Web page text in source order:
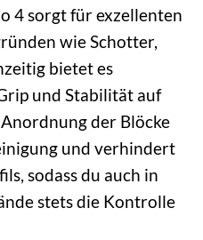
4 sorgt für exzellenten
wie Schotter,
bietet es
und Stabilität auf
der Blöcke
und verhindert
sodass du auch in
stets die Kontrolle